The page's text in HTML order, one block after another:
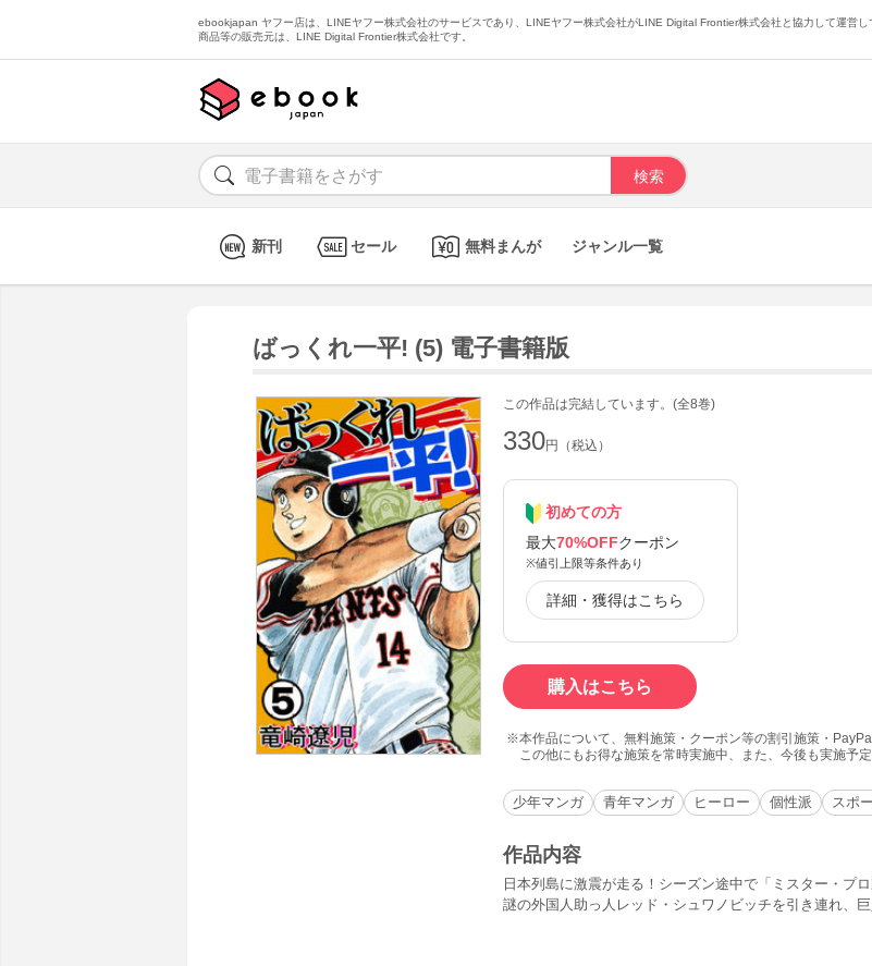
ebookjapan ヤフー店は、LINEヤフー株式会社のサービスであり、LINEヤフー株式会社がLINE Digital Frontier株式会社と協力して運営し
商品等の販売元は、LINE Digital Frontier株式会社です。
新刊 セール 無料まんが ジャンル一覧
ばっくれ一平! (5) 電子書籍版
この作品は完結しています。(全8巻)
330円（税込）
初めての方
最大70%OFFクーポン
※値引上限等条件あり
詳細・獲得はこちら
購入はこちら
本作品について、無料施策・クーポン等の割引施策・
この他にもお得な施策を常時実施中、また、今後も実施予
少年マンガ 青年マンガ ヒーロー 個性派 スポ
作品内容
日本列島に激震が走る！シーズン途中で「ミスター・プ
謎の外国人助っ人レッド・シュワノビッチを引き連れ、